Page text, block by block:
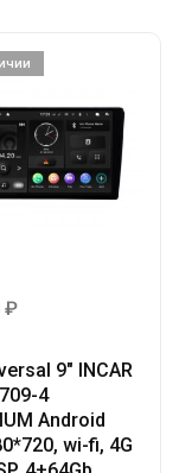
₽
9″ INCAR
4
Android
wi-fi, 4G